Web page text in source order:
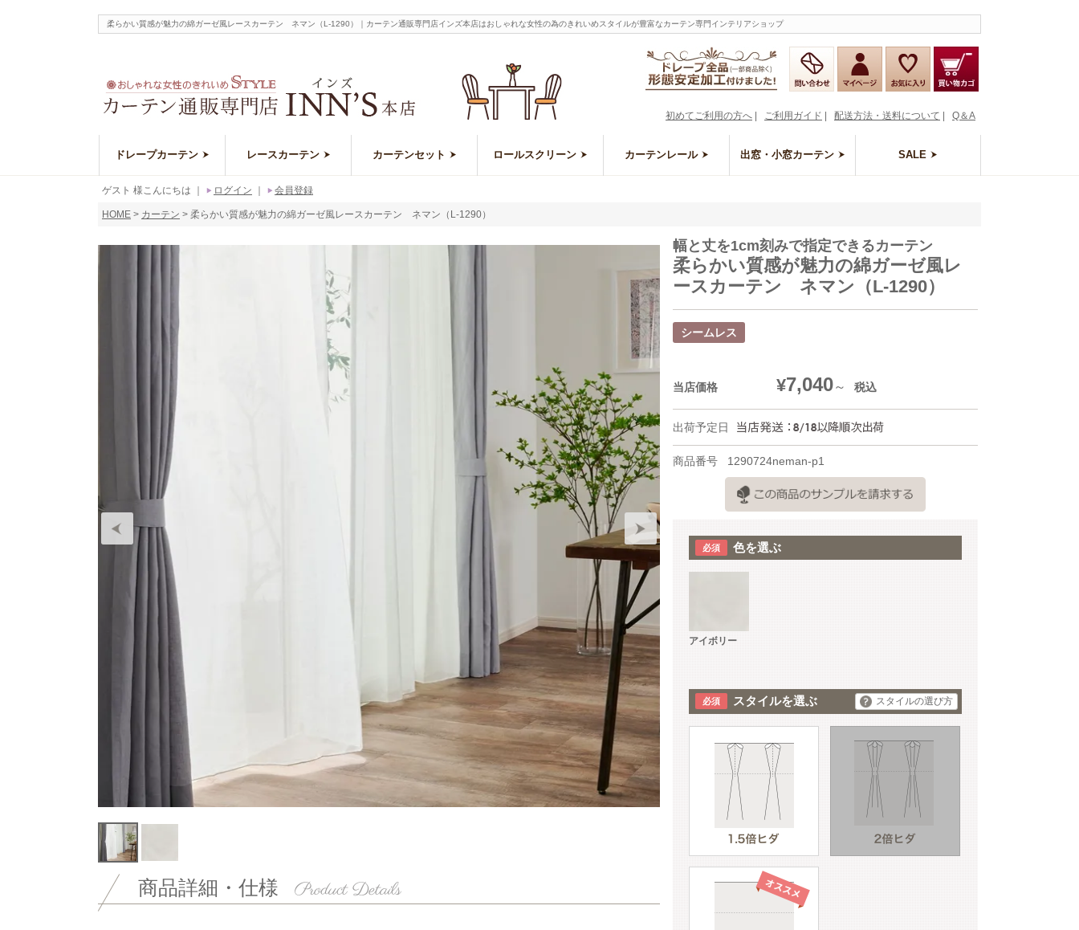
柔らかい質感が魅力の綿ガーゼ風レースカーテン ネマン（L-1290）｜カーテン通販専門店インズ本店はおしゃれな女性の為のきれいめスタイルが豊富なカーテン専門インテリアショップ
Q＆A
配送方法・送料について
ご利用ガイド
初めてご利用の方へ
ドレープカーテン レースカーテン カーテンセット ロールスクリーン カーテンレール 出窓・小窓カーテン SALE
ゲスト 様こんにちは ログイン 会員登録
HOME カーテン 柔らかい質感が魅力の綿ガーゼ風レースカーテン ネマン（L-1290）
商品詳細・仕様
幅と丈を1cm刻みで指定できるカーテン
柔らかい質感が魅力の綿ガーゼ風レ
ースカーテン ネマン（L-1290）
シームレス
当店価格 ¥7,040 税込
出荷予定日
商品番号 1290724neman-p1
色を選ぶ
アイボリー
スタイルを選ぶ スタイルの選び方